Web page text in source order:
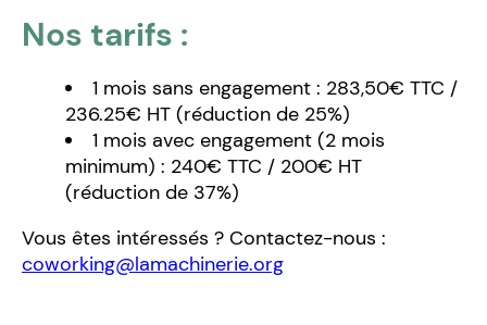
Nos tarifs :
1 mois sans engagement : 283,50€ TTC /
236.25€ HT (réduction de 25%)
1 mois avec engagement (2 mois
minimum) : 240€ TTC / 200€ HT
(réduction de 37%)
Vous êtes intéressés ? Contactez-nous :
coworking@lamachinerie.org